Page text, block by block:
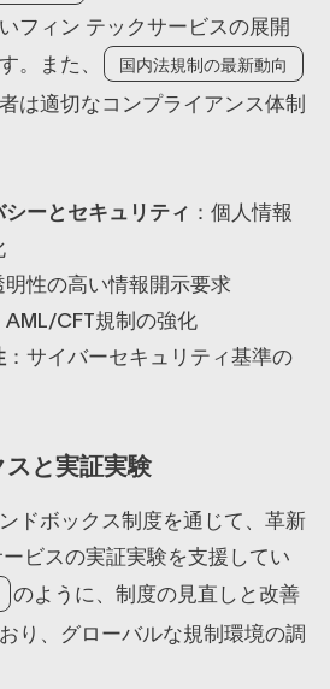
フィン テックサービスの展開
。また、
国内法規制の最新動向
は適切なコンプライアンス体制
ーとセキュリティ ：個人情報
明性の高い情報開示要求
AML/CFT規制の強化
：サイバーセキュリティ基準の
と実証実験
ドボックス制度を通じて、革新
ビスの実証実験を支援してい
のように、制度の見直しと改善
り、グローバルな規制環境の調